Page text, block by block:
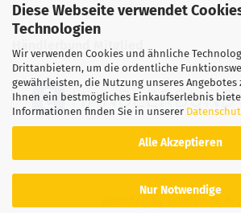
Diese Webseite verwendet
Technologien
Wir verwenden Cookies und ähnliche
Drittanbietern, um die ordentliche
gewährleisten, die Nutzung unseres Angebotes
Ihnen ein bestmögliches Einkaufserlebnis
Informationen finden Sie in unserer
Alle Akzeptieren
Nur Notwendige
Händlerbund Mitglied